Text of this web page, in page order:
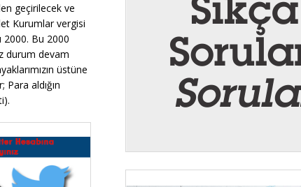
geçirilecek ve
Kurumlar vergisi
2000. Bu 2000
durum devam
üstüne
aldığın